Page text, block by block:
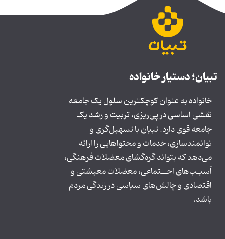
تبیان؛ دستیار خانواده
خانواده به عنوان کوچکترین سلول یک جامعه
نقشی اساسی در پی‌ریزی، تربیت و رشد یک
جامعه قوی دارد. تبیان با تسهیل‌گری و
توانمندسازی، خدمات و محتواهایی را ارائه
می‌دهد که بتواند گره‌گشای معضلات فرهنگی،
آسیـب‌های اجــتماعی، معضلات معیشتی و
اقتصادی و چالش‌های سیاسی در زندگی مردم
باشد.